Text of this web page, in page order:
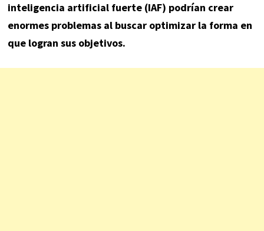
inteligencia artificial fuerte (IAF) podrían crear
enormes problemas al buscar optimizar la forma en
que logran sus objetivos.